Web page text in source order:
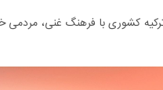
کشوری با فرهنگ غنی، مردمی